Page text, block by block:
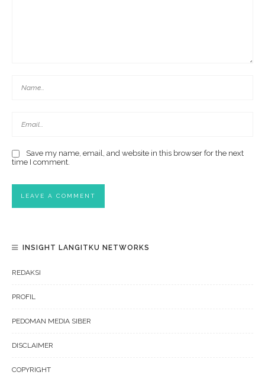
Save my name, email, and website in this browser for the next
time I comment.
INSIGHT LANGITKU NETWORKS
REDAKSI
PROFIL
PEDOMAN MEDIA SIBER
DISCLAIMER
COPYRIGHT